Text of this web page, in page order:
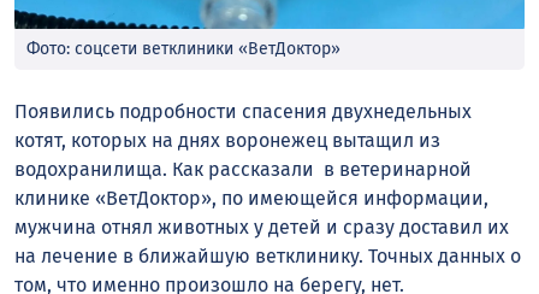
Фото: соцсети ветклиники «ВетДоктор»
Появились подробности спасения двухнедельных
котят, которых на днях воронежец вытащил из
водохранилища. Как рассказали в ветеринарной
клинике «ВетДоктор», по имеющейся информации,
мужчина отнял животных у детей и сразу доставил их
на лечение в ближайшую ветклинику. Точных данных о
том, что именно произошло на берегу, нет.